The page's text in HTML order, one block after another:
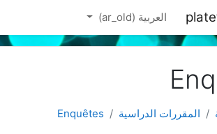
العربية ‎(ar_old)‎
المقررات الدراسية Enquêtes